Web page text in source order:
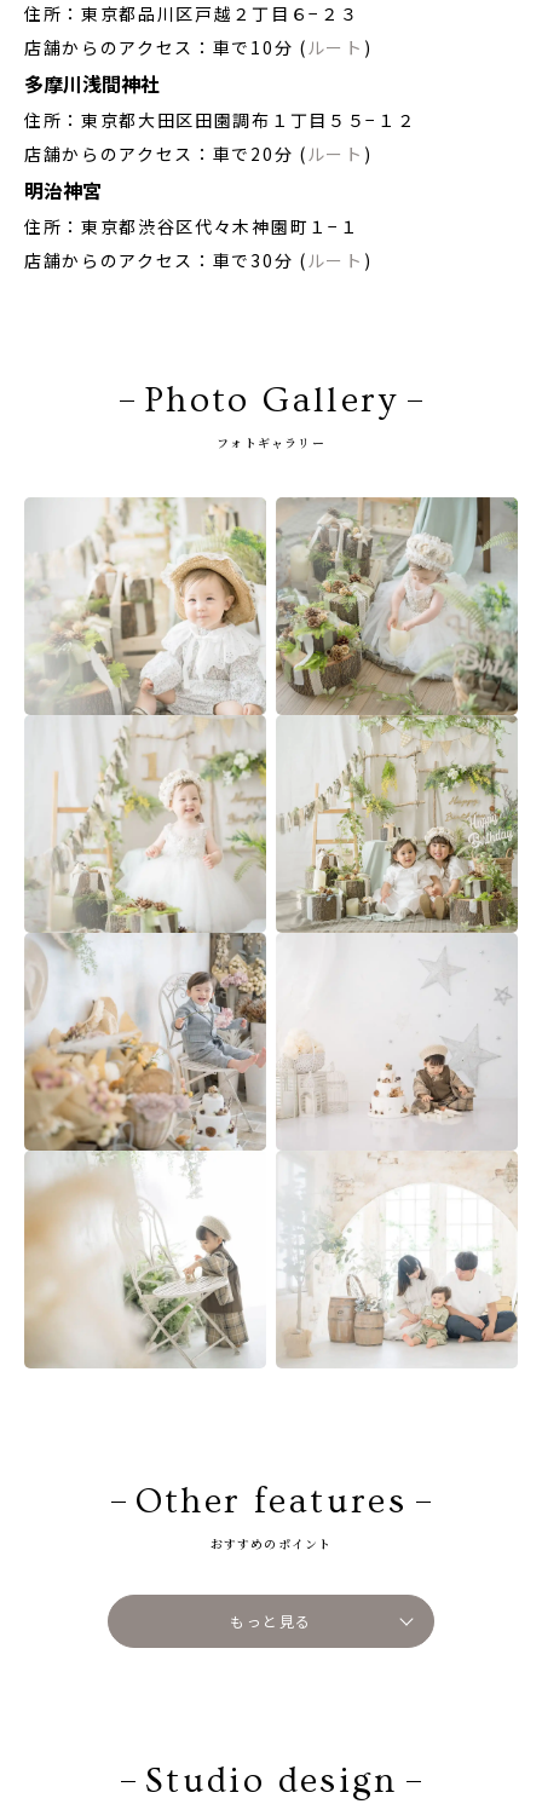
住所：東京都品川区戸越２丁目６−２３
店舗からのアクセス：車で10分 (ルート )
多摩川浅間神社
住所：東京都大田区田園調布１丁目５５−１２
店舗からのアクセス：車で20分 (ルート )
明治神宮
住所：東京都渋谷区代々木神園町１−１
店舗からのアクセス：車で30分 (ルート )
Photo Gallery
フォトギャラリー
Other features
おすすめのポイント
もっと見る
Studio design